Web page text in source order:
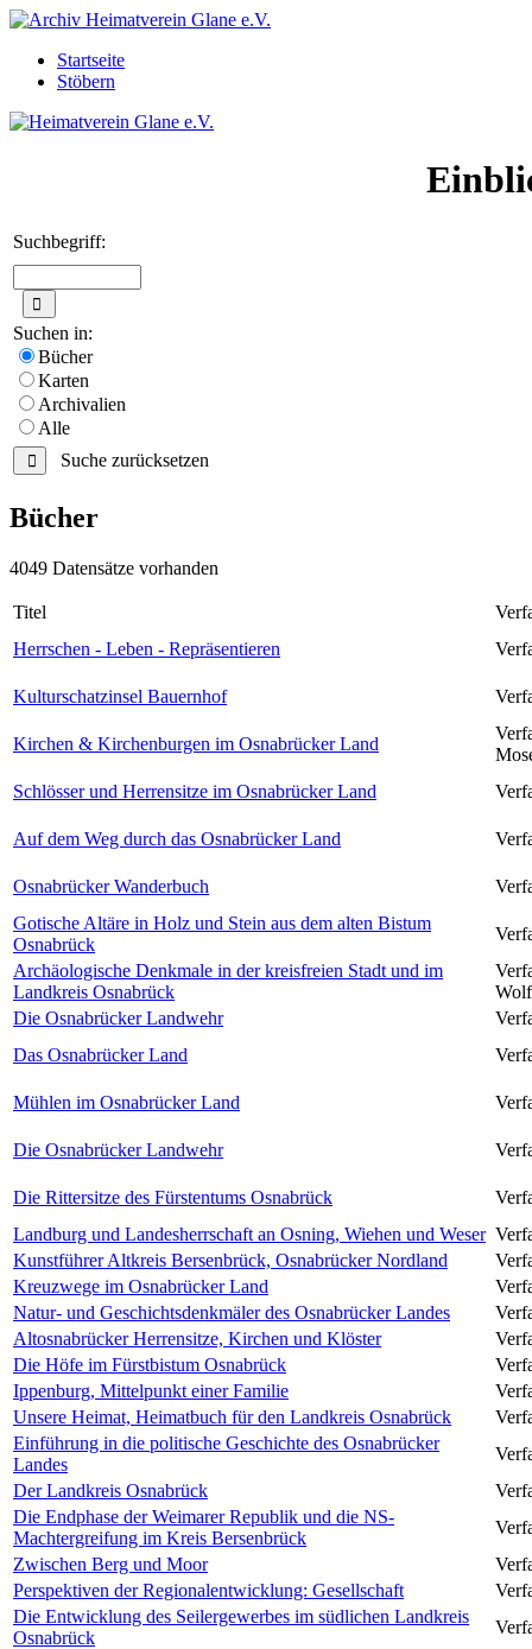
Startseite
Stöbern
Suchbegriff:
Suchen in:
Bücher
Karten
Archivalien
Alle
Suche zurücksetzen
Bücher
4049 Datensätze vorhanden
Titel
Herrschen - Leben - Repräsentieren
Kulturschatzinsel Bauernhof
Kirchen & Kirchenburgen im Osnabrücker Land
Schlösser und Herrensitze im Osnabrücker Land
Auf dem Weg durch das Osnabrücker Land
Osnabrücker Wanderbuch
Gotische Altäre in Holz und Stein aus dem alten Bistum
Osnabrück
Archäologische Denkmale in der kreisfreien Stadt und im
Landkreis Osnabrück
Die Osnabrücker Landwehr
Das Osnabrücker Land
Mühlen im Osnabrücker Land
Die Osnabrücker Landwehr
Die Rittersitze des Fürstentums Osnabrück
Landburg und Landesherrschaft an Osning, Wiehen und Weser
Kunstführer Altkreis Bersenbrück, Osnabrücker Nordland
Kreuzwege im Osnabrücker Land
Natur- und Geschichtsdenkmäler des Osnabrücker Landes
Altosnabrücker Herrensitze, Kirchen und Klöster
Die Höfe im Fürstbistum Osnabrück
Ippenburg, Mittelpunkt einer Familie
Unsere Heimat, Heimatbuch für den Landkreis Osnabrück
Einführung in die politische Geschichte des Osnabrücker
Landes
Der Landkreis Osnabrück
Die Endphase der Weimarer Republik und die NS-
Machtergreifung im Kreis Bersenbrück
Zwischen Berg und Moor
Perspektiven der Regionalentwicklung: Gesellschaft
Die Entwicklung des Seilergewerbes im südlichen Landkreis
Osnabrück